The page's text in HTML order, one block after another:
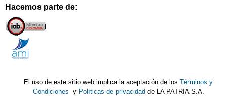
Hacemos parte de:
El uso de este sitio web implica la aceptación de losTérminos y
Condiciones y Políticas de privacidad de LA PATRIA S.A.